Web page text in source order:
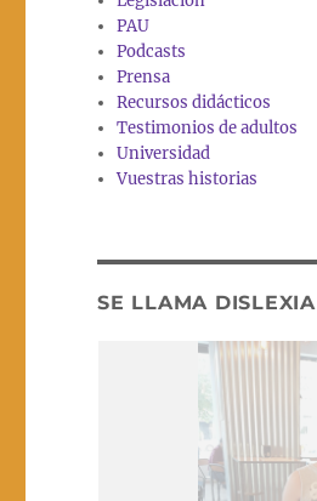
PAU
Podcasts
Prensa
Recursos didácticos
Testimonios de adultos
Universidad
Vuestras historias
SE LLAMA DISLEXIA